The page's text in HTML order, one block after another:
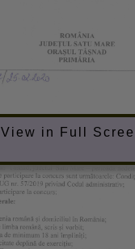
View in Full